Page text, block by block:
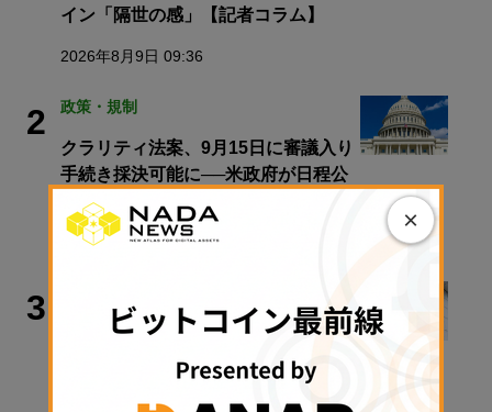
イン「隔世の感」【記者コラム】
2026年8月9日 09:36
2 政策・規制
クラリティ法案、9月15日に審議入り
手続き採決可能に──米政府が日程公
2026年8月9日 11:28
3
【速報】金融庁、暗号資産・ステーブ
ルコイン課を新設
2026年8月5日 11:51
×